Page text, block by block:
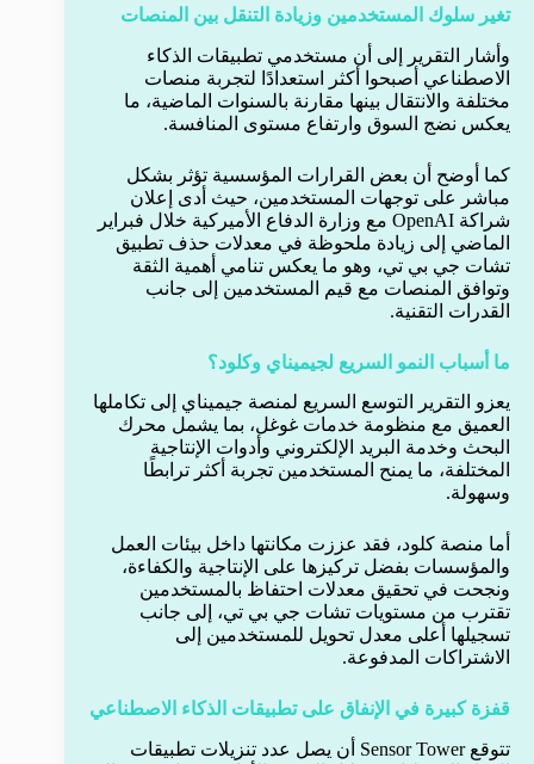
تغير سلوك المستخدمين وزيادة التنقل بين المنصات
وأشار التقرير إلى أن مستخدمي تطبيقات الذكاء
الاصطناعي أصبحوا أكثر استعدادًا لتجربة منصات
مختلفة والانتقال بينها مقارنة بالسنوات الماضية، ما
يعكس نضج السوق وارتفاع مستوى المنافسة.
كما أوضح أن بعض القرارات المؤسسية تؤثر بشكل
مباشر على توجهات المستخدمين، حيث أدى إعلان
شراكة OpenAI مع وزارة الدفاع الأميركية خلال فبراير
الماضي إلى زيادة ملحوظة في معدلات حذف تطبيق
تشات جي بي تي، وهو ما يعكس تنامي أهمية الثقة
وتوافق المنصات مع قيم المستخدمين إلى جانب
القدرات التقنية.
ما أسباب النمو السريع لجيميناي وكلود؟
يعزو التقرير التوسع السريع لمنصة جيميناي إلى تكاملها
العميق مع منظومة خدمات غوغل، بما يشمل محرك
البحث وخدمة البريد الإلكتروني وأدوات الإنتاجية
المختلفة، ما يمنح المستخدمين تجربة أكثر ترابطًا
وسهولة.
أما منصة كلود، فقد عززت مكانتها داخل بيئات العمل
والمؤسسات بفضل تركيزها على الإنتاجية والكفاءة،
ونجحت في تحقيق معدلات احتفاظ بالمستخدمين
تقترب من مستويات تشات جي بي تي، إلى جانب
تسجيلها أعلى معدل تحويل للمستخدمين إلى
الاشتراكات المدفوعة.
قفزة كبيرة في الإنفاق على تطبيقات الذكاء الاصطناعي
تتوقع Sensor Tower أن يصل عدد تنزيلات تطبيقات